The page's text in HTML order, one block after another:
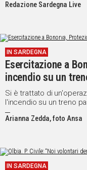
Redazione Sardegna Live
IN SARDEGNA
Esercitazione a
incendio su un
Si è trattato di
l'incendio su un treno
galleria ferroviaria
Arianna Zedda, foto Ansa
IN SARDEGNA